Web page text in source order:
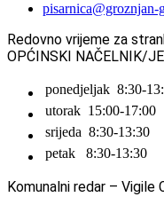
pisarnica@groznjan-
Redovno vrijeme za
OPĆINSKI NAČELNIK/
ponedjeljak 8:30-
utorak 15:00-17:00
srijeda 8:30-13:30
petak
8:30-13:30
Komunalni redar – Vigile